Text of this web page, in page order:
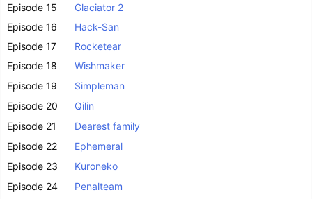
Episode 15
Glaciator 2
Episode 16
Hack-San
Episode 17
Rocketear
Episode 18
Wishmaker
Episode 19
Simpleman
Episode 20
Qilin
Episode 21
Dearest family
Episode 22
Ephemeral
Episode 23
Kuroneko
Episode 24
Penalteam